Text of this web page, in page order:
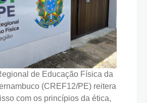
de Educação Física da
(CREF12/PE) reitera
com os princípios da ética,